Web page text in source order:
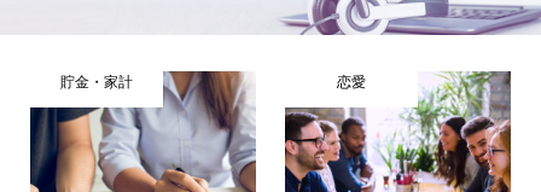
貯金・家計 恋愛